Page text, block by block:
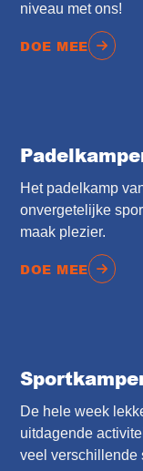
niveau met ons!
DOE MEE
Het padelkamp
onvergetelijke
maak plezier.
DOE MEE
De hele week
uitdagende
veel verschillende